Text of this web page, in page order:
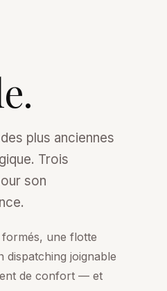
plus anciennes
Trois
son
une flotte
dispatching joignable
de confort — et